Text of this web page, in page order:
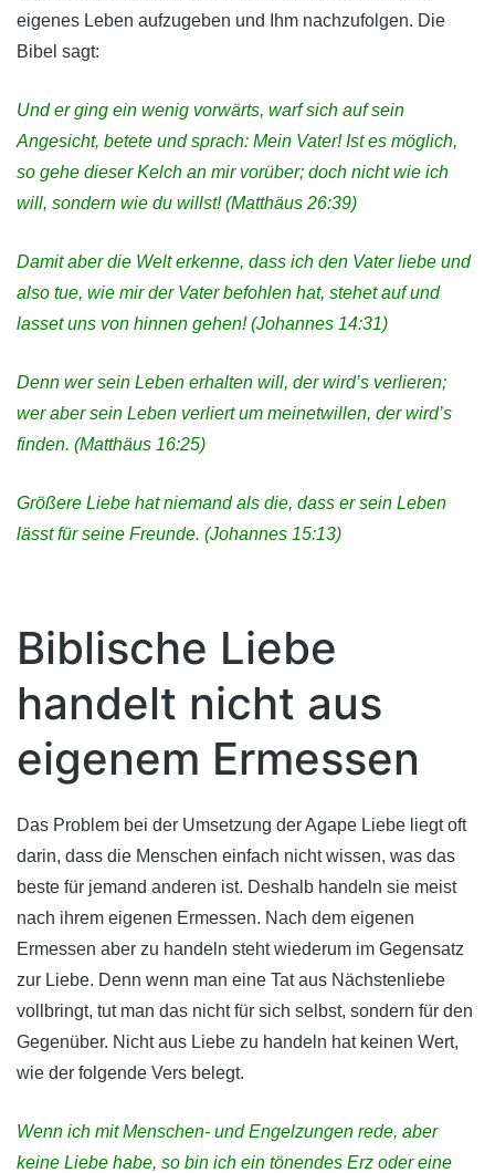
eigenes Leben aufzugeben und Ihm nachzufolgen. Die
Bibel sagt:
Und er ging ein wenig vorwärts, warf sich auf sein
Angesicht, betete und sprach: Mein Vater! Ist es möglich,
so gehe dieser Kelch an mir vorüber; doch nicht wie ich
will, sondern wie du willst!(Matthäus 26:39)
Damit aber die Welt erkenne, dass ich den Vater liebe und
also tue, wie mir der Vater befohlen hat, stehet auf und
lasset uns von hinnen gehen! (Johannes 14:31)
Denn wer sein Leben erhalten will, der wird’s verlieren;
wer aber sein Leben verliert um meinetwillen, der wird’s
finden. (Matthäus 16:25)
Größere Liebe hat niemand als die, dass er sein Leben
lässt für seine Freunde. (Johannes 15:13)
Biblische Liebe
handelt nicht aus
eigenem Ermessen
Das Problem bei der Umsetzung der Agape Liebe liegt oft
darin, dass die Menschen einfach nicht wissen, was das
beste für jemand anderen ist. Deshalb handeln sie meist
nach ihrem eigenen Ermessen. Nach dem eigenen
Ermessen aber zu handeln steht wiederum im Gegensatz
zur Liebe. Denn wenn man eine Tat aus Nächstenliebe
vollbringt, tut man das nicht für sich selbst, sondern für den
Gegenüber. Nicht aus Liebe zu handeln hat keinen Wert,
wie der folgende Vers belegt.
Wenn ich mit Menschen- und Engelzungen rede, aber
keine Liebe habe, so bin ich ein tönendes Erz oder eine